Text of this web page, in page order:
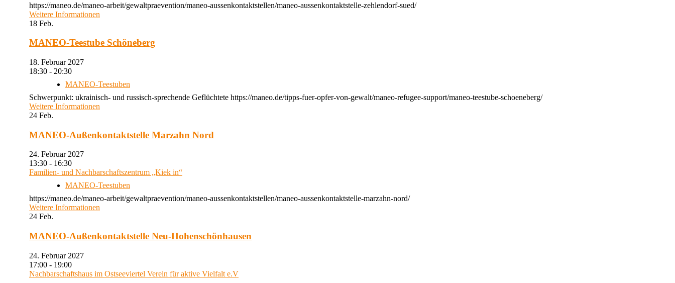
https://maneo.de/maneo-arbeit/gewaltpraevention/maneo-aussenkontaktstellen/maneo-aussenkontaktstelle-zehlendorf-sued/
Weitere Informationen
18 Feb.
MANEO-Teestube Schöneberg
18. Februar 2027
18:30 - 20:30
MANEO-Teestuben
Schwerpunkt: ukrainisch- und russisch-sprechende Geflüchtete https://maneo.de/tipps-fuer-opfer-von-gewalt/maneo-refugee-support/maneo-teestube-schoeneberg/
Weitere Informationen
24 Feb.
MANEO-Außenkontaktstelle Marzahn Nord
24. Februar 2027
13:30 - 16:30
Familien- und Nachbarschaftszentrum „Kiek in“
MANEO-Teestuben
https://maneo.de/maneo-arbeit/gewaltpraevention/maneo-aussenkontaktstellen/maneo-aussenkontaktstelle-marzahn-nord/
Weitere Informationen
24 Feb.
MANEO-Außenkontaktstelle Neu-Hohenschönhausen
24. Februar 2027
17:00 - 19:00
Nachbarschaftshaus im Ostseeviertel Verein für aktive Vielfalt e.V